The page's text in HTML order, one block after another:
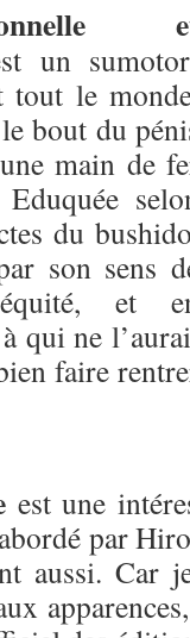
un
tout le
bout du
main de
du
son sens
et
qui ne
faire
est une
par
aussi. Car